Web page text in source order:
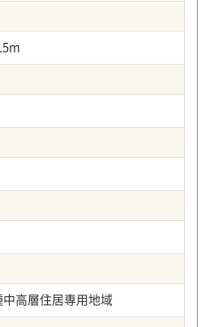
高層住居専用地域